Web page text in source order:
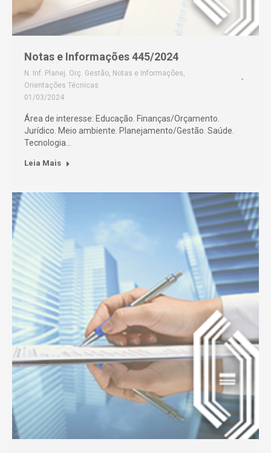
Notas e Informações 445/2024
N. Inf. Planej. Orç. Gestão, Notas e Informações,
Orientações Técnicas
01/03/2024
Área de interesse: Educação. Finanças/Orçamento.
Jurídico. Meio ambiente. Planejamento/Gestão. Saúde.
Tecnologia…
Leia Mais